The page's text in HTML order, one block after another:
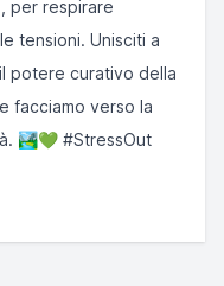
per respirare
tensioni. Unisciti a
potere curativo della
facciamo verso la
🏞️💚 #StressOut